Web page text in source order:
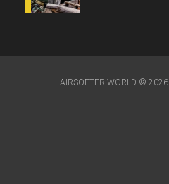
AIRSOFTER.WORLD © 2026